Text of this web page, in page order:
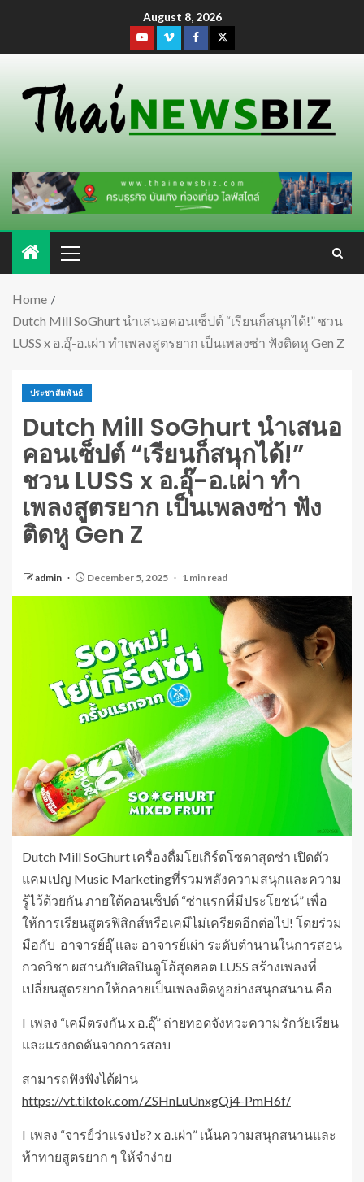
August 8, 2026
Home
Dutch Mill SoGhurt นำเสนอคอนเซ็ปต์ “เรียนก็สนุกได้!” ชวน
LUSS x อ.อุ๊-อ.เผ่า ทำเพลงสูตรยาก เป็นเพลงซ่า ฟังติดหู Gen Z
ประชาสัมพันธ์
Dutch Mill SoGhurt นำเสนอ
คอนเซ็ปต์ “เรียนก็สนุกได้!”
ชวน LUSS x อ.อุ๊-อ.เผ่า ทำ
เพลงสูตรยาก เป็นเพลงซ่า ฟัง
ติดหู Gen Z
admin December 5, 2025 1 min read
Dutch Mill SoGhurt เครื่องดื่มโยเกิร์ตโซดาสุดซ่า เปิดตัว
แคมเปญ Music Marketingที่รวมพลังความสนุกและความ
รู้ไว้ด้วยกัน ภายใต้คอนเซ็ปต์ “ซ่าแรกที่มีประโยชน์” เพื่อ
ให้การเรียนสูตรฟิสิกส์หรือเคมีไม่เครียดอีกต่อไป! โดยร่วม
มือกับ อาจารย์อุ๊ และ อาจารย์เผ่า ระดับตำนานในการสอน
กวดวิชา ผสานกับศิลปินดูโอ้สุดฮอต LUSS สร้างเพลงที่
เปลี่ยนสูตรยากให้กลายเป็นเพลงติดหูอย่างสนุกสนาน คือ
l เพลง “เคมีตรงกัน x อ.อุ๊” ถ่ายทอดจังหวะความรักวัยเรียน
และแรงกดดันจากการสอบ
สามารถฟังฟังได้ผ่าน
https://vt.tiktok.com/ZSHnLuUnxgQj4-PmH6f/
l เพลง “จารย์ว่าแรงป่ะ? x อ.เผ่า” เน้นความสนุกสนานและ
ท้าทายสูตรยาก ๆ ให้จำง่าย